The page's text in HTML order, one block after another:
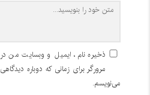
ذخیره نام، ایمیل و وبسایت من در
مرورگر برای زمانی که دوباره دیدگاهی
می‌نویسم.